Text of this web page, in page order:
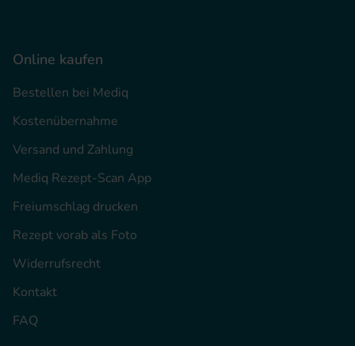
Online kaufen
Bestellen bei Mediq
Kostenübernahme
Versand und Zahlung
Mediq Rezept-Scan App
Freiumschlag drucken
Rezept vorab als Foto
Widerrufsrecht
Kontakt
FAQ